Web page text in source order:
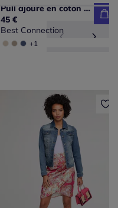
Pull ajouré en coton à encolure ronde et manches longues
45 €
Best Connection
+1